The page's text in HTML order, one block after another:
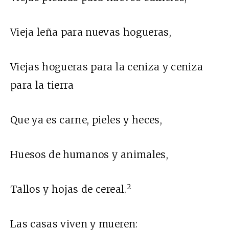
Vieja leña para nuevas hogueras,
Viejas hogueras para la ceniza y ceniza
para la tierra
Que ya es carne, pieles y heces,
Huesos de humanos y animales,
Tallos y hojas de cereal.2
Las casas viven y mueren: